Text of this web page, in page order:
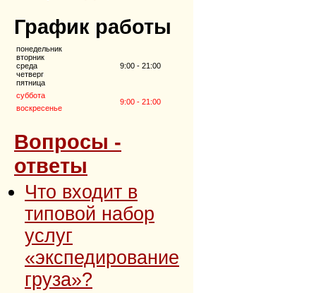
График работы
понедельник
вторник
среда
четверг
пятница
9:00 - 21:00
суббота
9:00 - 21:00
воскресенье
Вопросы -
ответы
Что входит в
типовой набор
услуг
«экспедирование
груза»?